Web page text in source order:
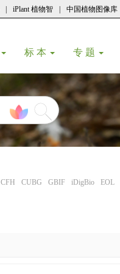
iPlant 植物智 中国植物图像库
标 本 专 题
CFH CUBG GBIF iDigBio EOL